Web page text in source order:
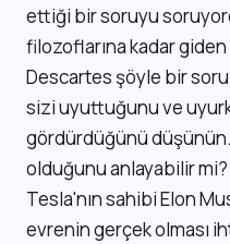
ettiği bir soruyu
filozoflarına kadar
Descartes şöyle bir
sizi uyuttuğunu ve
gördürdüğünü
olduğunu anlayabilir mi?
Tesla'nın sahibi Elon
evrenin gerçek olması